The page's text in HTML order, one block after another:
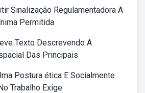
Sinalização Regulamentadora A
Permitida
Texto Descrevendo A
Das Principais
Postura ética E Socialmente
Trabalho Exige